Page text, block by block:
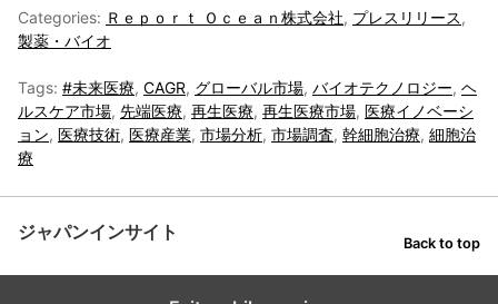
Categories: Ｒｅｐｏｒｔ Ｏｃｅａｎ株式会社, プレスリリース,
製薬・バイオ
Tags: #未来医療, CAGR, グローバル市場, バイオテクノロジー, ヘ
ルスケア市場, 先端医療, 再生医療, 再生医療市場, 医療イノベーシ
ョン, 医療技術, 医療産業, 市場分析, 市場調査, 幹細胞治療, 細胞治
療
ジャパンインサイト Back to top